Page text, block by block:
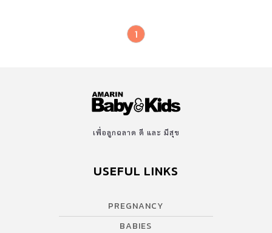
1
เพื่อลูกฉลาด ดี และ มีสุข
USEFUL LINKS
PREGNANCY
BABIES